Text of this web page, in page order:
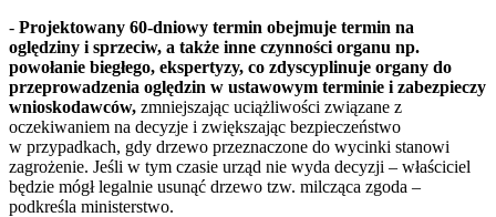
- Projektowany 60-dniowy termin obejmuje termin na
oględziny i sprzeciw, a także inne czynności organu np.
powołanie biegłego, ekspertyzy, co zdyscyplinuje organy do
przeprowadzenia oględzin w ustawowym terminie i zabezpieczy
wnioskodawców, zmniejszając uciążliwości związane z
oczekiwaniem na decyzje i zwiększając bezpieczeństwo
w przypadkach, gdy drzewo przeznaczone do wycinki stanowi
zagrożenie. Jeśli w tym czasie urząd nie wyda decyzji – właściciel
będzie mógł legalnie usunąć drzewo tzw. milcząca zgoda –
podkreśla ministerstwo.